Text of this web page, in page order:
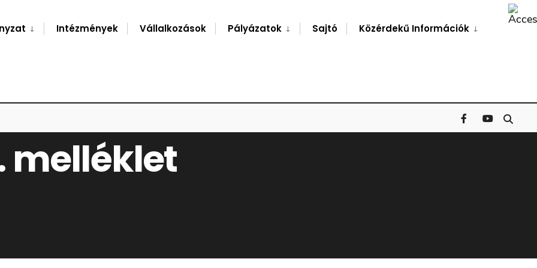
Intézmények Vállalkozások Pályázatok Sajtó Közérdekű Információk
melléklet
Window